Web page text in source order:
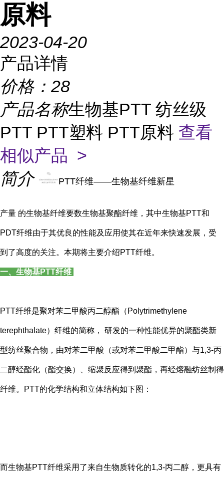
原料
2023-04-20
产品详情
价格： 28
产品名称生物基PTT 纺丝级
PTT PTT塑料 PTT原料 查看
相似产品 >
简介
PTT纤维——生物基纤维新星
产量 的生物基纤维要数生物基聚酯纤维，其中生物基PTT和
PDT纤维由于其优良的性能及应用使其在近年来快速发展，受
到了高度的关注。本期将主要介绍PTT纤维。
一、生物基PTT纤维
PTT纤维是聚对苯二甲酸丙二醇酯（Polytrimethylene
terephthalate）纤维的简称， 研发的一种性能优异的聚酯类新
型纺丝聚合物，由对苯二甲酸（或对苯二甲酸二甲酯）与1,3-丙
二醇经酯化（酯交换）、缩聚反应得到聚酯，再经熔融纺丝制得
纤维。PTT的化学结构和立体结构如下图：
而生物基PTT纤维采用了来自生物质转化的1,3-丙二醇，更具有